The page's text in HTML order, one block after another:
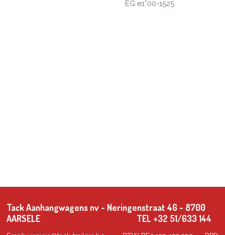
EG e1*00-1525
Tack Aanhangwagens nv - Neringenstraat 46 - 8700
AARSELE TEL +32 51/633 144